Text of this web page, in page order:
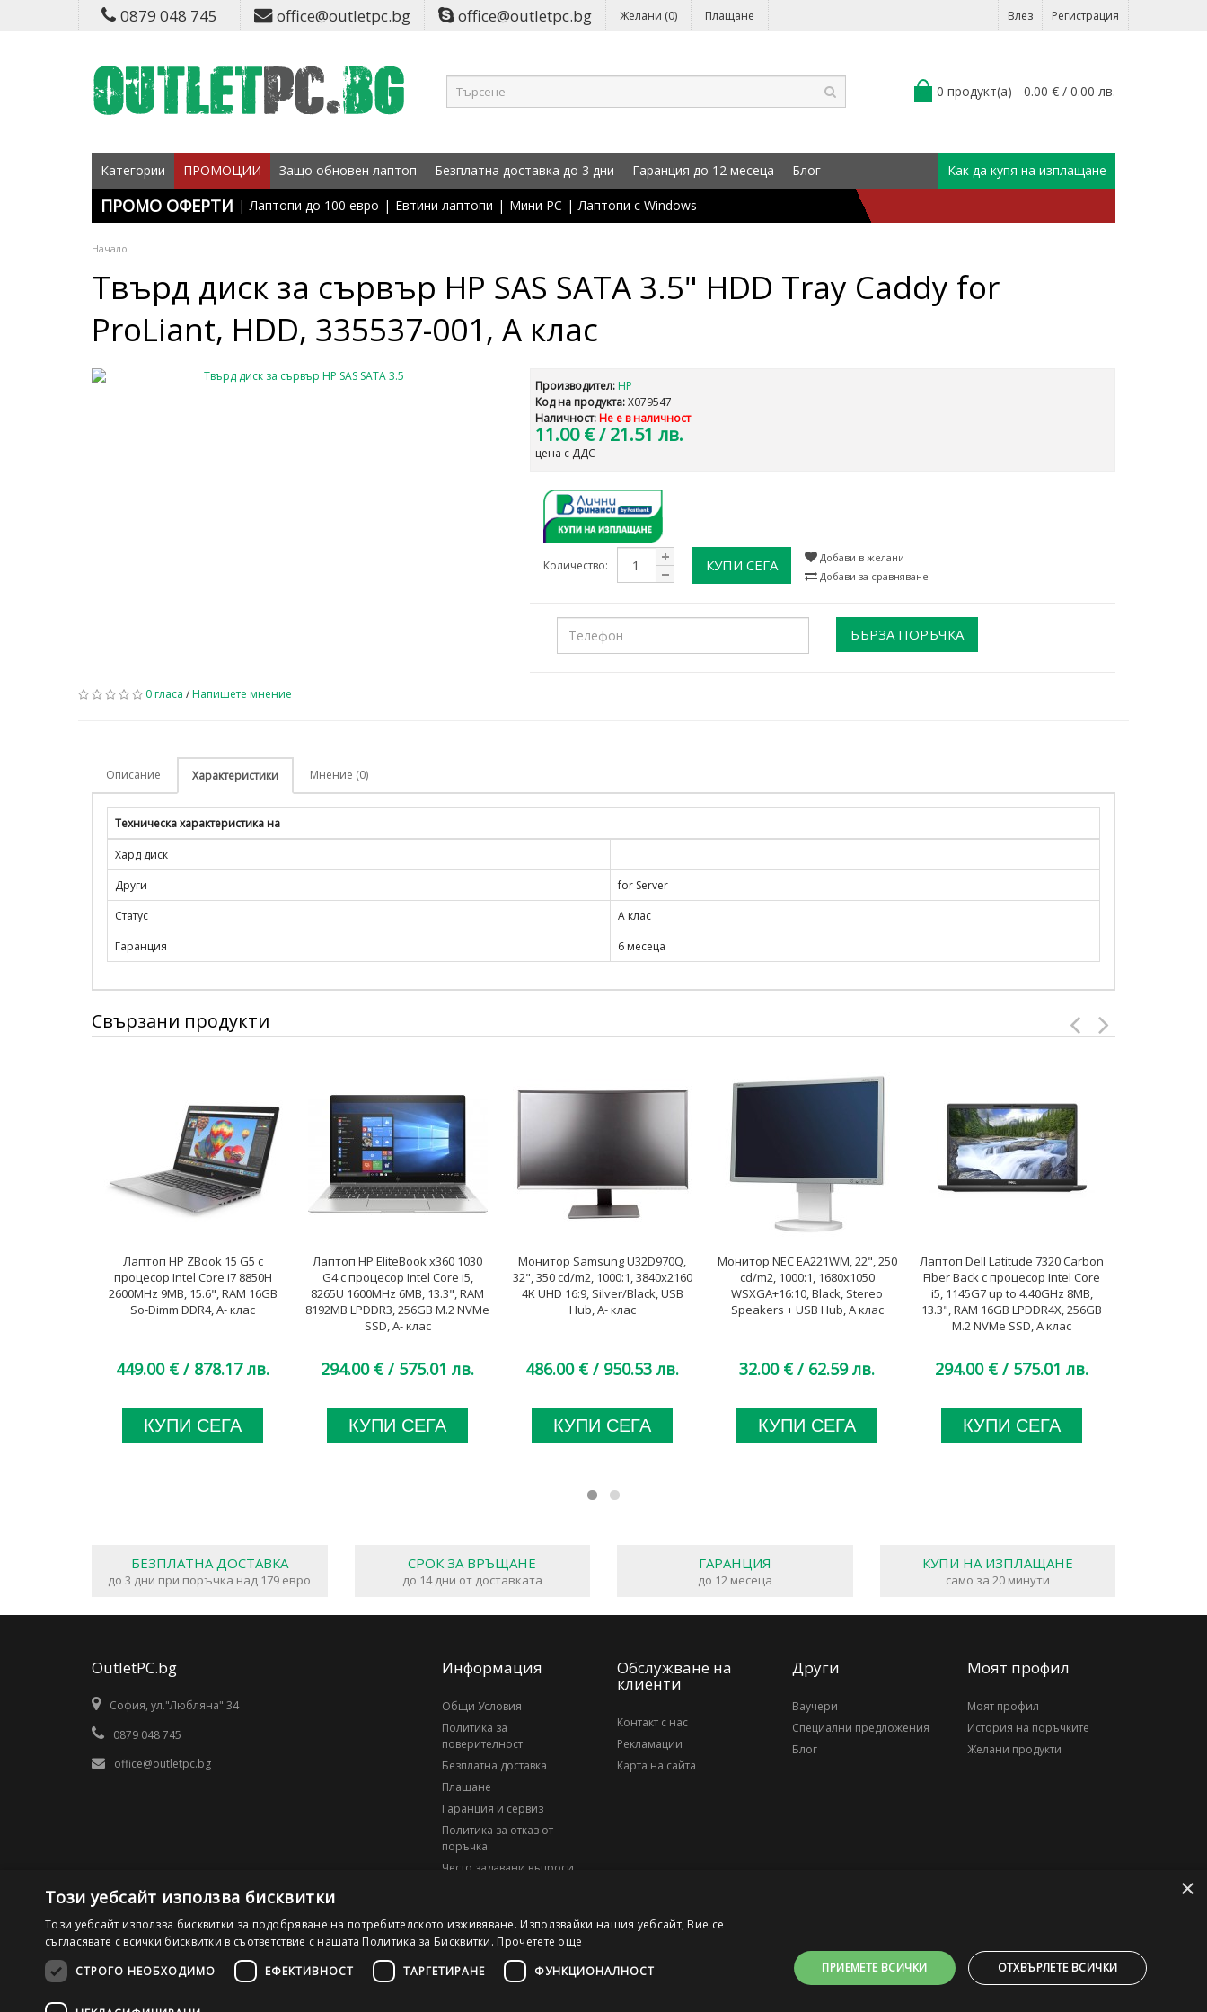
0879 048 745 office@outletpc.bg office@outletpc.bg Желани (0) Плащане Влез Регистрация
0 продукт(а) - 0.00 € / 0.00 лв.
Категории ПРОМОЦИИ Защо обновен лаптоп Безплатна доставка до 3 дни Гаранция до 12 месеца Блог Как да купя на изплащане
ПРОМО ОФЕРТИ | Лаптопи до 100 евро | Евтини лаптопи | Мини PC | Лаптопи с Windows
Начало
Твърд диск за сървър HP SAS SATA 3.5" HDD Tray Caddy for
ProLiant, HDD, 335537-001, А клас
Производител: HP
Код на продукта: X079547
Наличност: Не е в наличност
11.00 € / 21.51 лв.
цена с ДДС
Количество: КУПИ СЕГА
Добави в желани
Добави за сравняване
БЪРЗА ПОРЪЧКА
0 гласа /Напишете мнение
Описание Характеристики Мнение (0)
Техническа характеристика на
Хард диск
Други
for Server
Статус
А клас
Гаранция
6 месеца
Свързани продукти
Лаптоп HP ZBook 15 G5 с
процесор Intel Core i7 8850H
2600MHz 9MB, 15.6", RAM 16GB
So-Dimm DDR4, A- клас
449.00 € / 878.17 лв.
КУПИ СЕГА
Лаптоп HP EliteBook x360 1030
G4 с процесор Intel Core i5,
8265U 1600MHz 6MB, 13.3", RAM
8192MB LPDDR3, 256GB M.2 NVMe
SSD, A- клас
294.00 € / 575.01 лв.
КУПИ СЕГА
Монитор Samsung U32D970Q,
32", 350 cd/m2, 1000:1, 3840x2160
4K UHD 16:9, Silver/Black, USB
Hub, A- клас
486.00 € / 950.53 лв.
КУПИ СЕГА
Монитор NEC EA221WM, 22", 250
cd/m2, 1000:1, 1680x1050
WSXGA+16:10, Black, Stereo
Speakers + USB Hub, A клас
32.00 € / 62.59 лв.
КУПИ СЕГА
Лаптоп Dell Latitude 7320 Carbon
Fiber Back с процесор Intel Core
i5, 1145G7 up to 4.40GHz 8MB,
13.3", RAM 16GB LPDDR4X, 256GB
M.2 NVMe SSD, A клас
294.00 € / 575.01 лв.
КУПИ СЕГА
БЕЗПЛАТНА ДОСТАВКА
до 3 дни при поръчка над 179 евро
СРОК ЗА ВРЪЩАНЕ
до 14 дни от доставката
ГАРАНЦИЯ
до 12 месеца
КУПИ НА ИЗПЛАЩАНЕ
само за 20 минути
OutletPC.bg
София, ул."Любляна" 34
0879 048 745
office@outletpc.bg
Информация
Общи Условия
Политика за
поверителност
Безплатна доставка
Плащане
Гаранция и сервиз
Политика за отказ от
поръчка
Често задавани въпроси
Обслужване на
клиенти
Контакт с нас
Рекламации
Карта на сайта
Други
Ваучери
Специални предложения
Блог
Моят профил
Моят профил
История на поръчките
Желани продукти
©2026 OutletPC.bg, Всички права запазени! Ди Ес Ай ООД, ЕИК 203010795
×
Този уебсайт използва бисквитки
Този уебсайт използва бисквитки за подобряване на потребителското изживяване. Използвайки нашия уебсайт, Вие се
съгласявате с всички бисквитки в съответствие с нашата Политика за Бисквитки. Прочетете още
СТРОГО НЕОБХОДИМО
ЕФЕКТИВНОСТ ТАРГЕТИРАНЕ ФУНКЦИОНАЛНОСТ ПРИЕМЕТЕ ВСИЧКИ ОТХВЪРЛЕТЕ ВСИЧКИ